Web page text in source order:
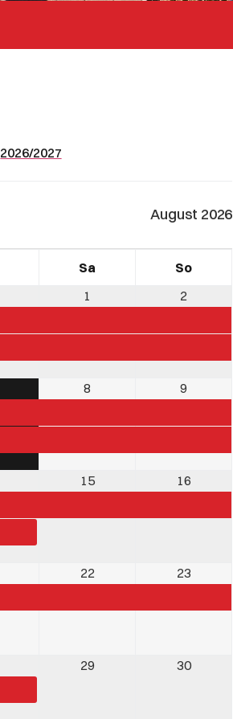
2026/2027
August 2026
Sa
So
1 2
8 9
15 16
22 23
29 30